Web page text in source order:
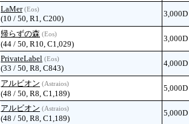
LaMer(Eos)
(10 / 50, R1, C200)
帰らずの森 (Eos)
(44 / 50, R10, C1,029)
PrivateLabel (Eos)
(33 / 50, R8, C843)
4,000D
アルビオン (Astraios)
(48 / 50, R8, C1,189)
5,000D
アルビオン (Astraios)
(48 / 50, R8, C1,189)
5,000D